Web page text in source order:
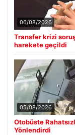
06/08/2026
Transfer krizi
harekete geçildi
05/08/2026
Otobüste
Yönlendirdi